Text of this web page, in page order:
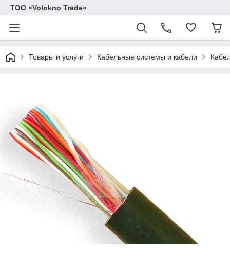
ТОО «Volokno Trade»
Товары и услуги Кабельные системы и кабели